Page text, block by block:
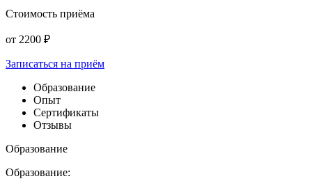
Стоимость приёма
от 2200 ₽
Записаться на приём
Образование
Опыт
Сертификаты
Отзывы
Образование
Образование: